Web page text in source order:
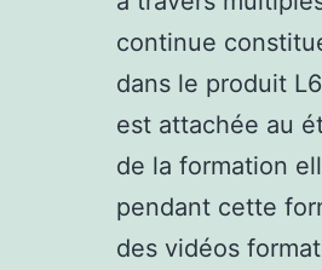
continue
dans le produit
est attachée au
de la formation
pendant cette
des vidéos